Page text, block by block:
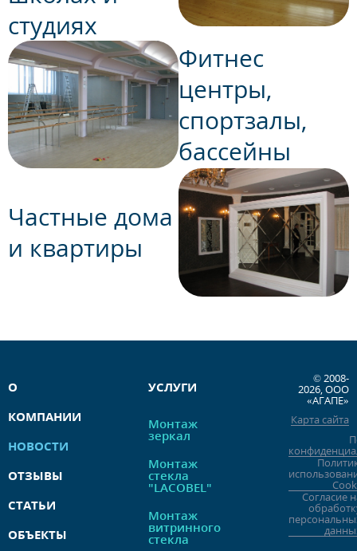
студиях
Фитнес
центры,
спортзалы,
бассейны
Частные дома
и квартиры
О
КОМПАНИИ
НОВОСТИ
ОТЗЫВЫ
СТАТЬИ
ОБЪЕКТЫ
УСЛУГИ
Монтаж
зеркал
Монтаж
стекла
"LACOBEL"
Монтаж
витринного
стекла
© 2008-
2026, ООО
«АГАПЕ»
Карта сайта
Согласие